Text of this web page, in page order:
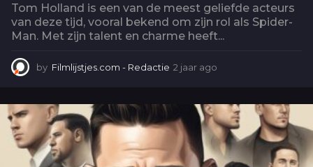
Tom Holland is een van de meest geliefde acteurs
van deze tijd, vooral bekend om zijn rol als Spider-
Man. Met zijn talent en charme heeft...
by Filmlijstjes.com - Redactie 2 jaar ago
a
r
a
g